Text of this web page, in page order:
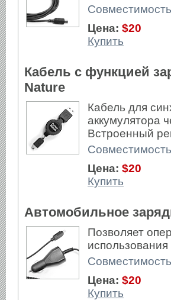
Цена: $20
Купить
Кабель с функцией
Nature
Кабель для
аккумулятора
Встроенный
Цена: $20
Купить
Автомобильное
Позволяет
Цена: $20
Купить